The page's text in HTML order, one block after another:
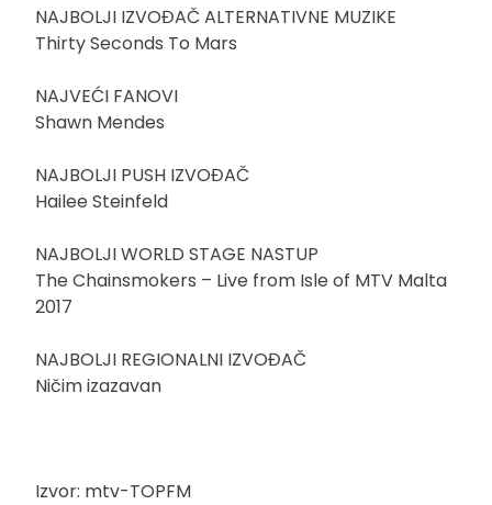
NAJBOLJI IZVOĐAČ ALTERNATIVNE MUZIKE
Thirty Seconds To Mars
NAJVEĆI FANOVI
Shawn Mendes
NAJBOLJI PUSH IZVOĐAČ
Hailee Steinfeld
NAJBOLJI WORLD STAGE NASTUP
The Chainsmokers – Live from Isle of MTV Malta
2017
NAJBOLJI REGIONALNI IZVOĐAČ
Ničim izazavan
Izvor: mtv-TOPFM